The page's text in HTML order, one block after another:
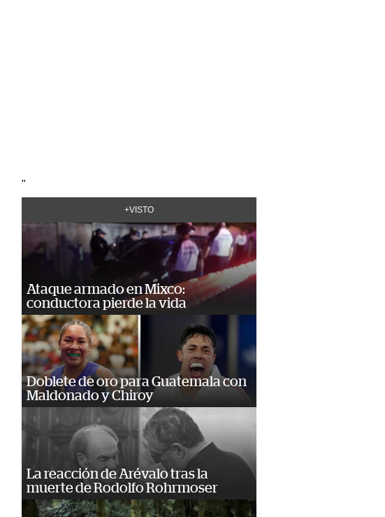
"
+VISTO
Ataque armado en Mixco:
conductora pierde la vida
Doblete de oro para Guatemala con
Maldonado y Chiroy
La reacción de Arévalo tras la
muerte de Rodolfo Rohrmoser